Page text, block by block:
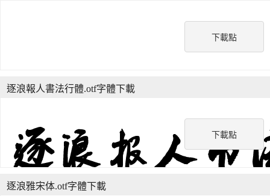
下載點
下載點
逐浪報人書法行體.otf字體下載
逐浪雅宋体.otf字體下載